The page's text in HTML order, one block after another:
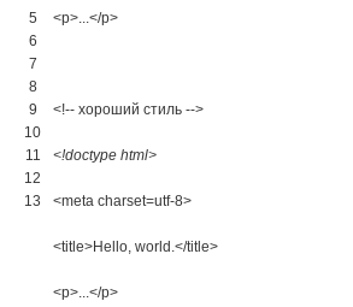
5
6
7
8
9
10
11
12
13
<p>...</p>
<!-- хороший стиль -->
<!doctype html>
<meta charset=utf-8>
<title>Hello, world.</title>
<p>...</p>